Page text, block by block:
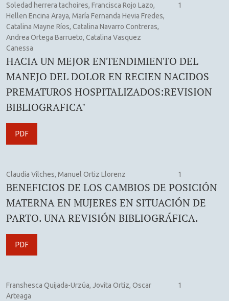
Soledad herrera tachoires, Francisca Rojo Lazo,
Hellen Encina Araya, María Fernanda Hevia Fredes,
Catalina Mayne Ríos, Catalina Navarro Contreras,
Andrea Ortega Barrueto, Catalina Vasquez
Canessa
1
HACIA UN MEJOR ENTENDIMIENTO DEL
MANEJO DEL DOLOR EN RECIEN NACIDOS
PREMATUROS HOSPITALIZADOS:REVISION
BIBLIOGRAFICA"
PDF
Claudia Vilches, Manuel Ortiz Llorenz 1
BENEFICIOS DE LOS CAMBIOS DE POSICIÓN
MATERNA EN MUJERES EN SITUACIÓN DE
PARTO. UNA REVISIÓN BIBLIOGRÁFICA.
PDF
Franshesca Quijada-Urzúa, Jovita Ortiz, Oscar
Arteaga
1